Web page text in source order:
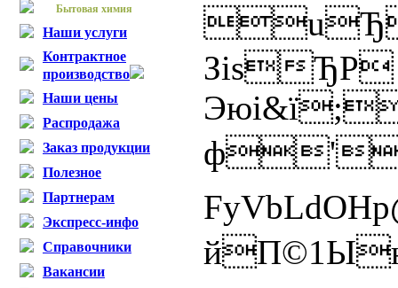
Бытовая химия
Наши услуги
Контрактное
производство
Наши цены
Распродажа
Заказ продукции
Полезное
Партнерам
Экспресс-инфо
Справочники
Вакансии
Зіs